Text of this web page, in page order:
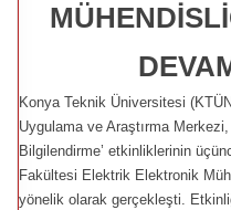
Konya Teknik Üniversitesi
Uygulama ve Araştırma
Bilgilendirme’ etkinliklerinin
Fakültesi Elektrik Elektronik
yönelik olarak gerçekleşti.